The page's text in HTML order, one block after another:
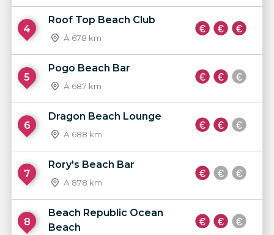
4
Roof Top Beach Club
À 678 km
5
Pogo Beach Bar
À 687 km
6
Dragon Beach Lounge
À 688 km
7
Rory's Beach Bar
À 878 km
8
Beach Republic Ocean
Beach